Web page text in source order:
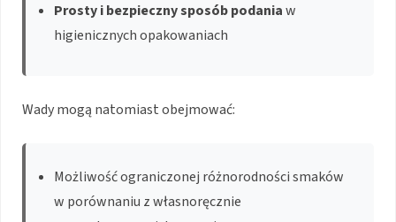
Prosty i bezpieczny sposób podaniaw
higienicznych opakowaniach
Wady mogą natomiast obejmować:
Możliwość ograniczonej różnorodności smaków
w porównaniu z własnoręcznie